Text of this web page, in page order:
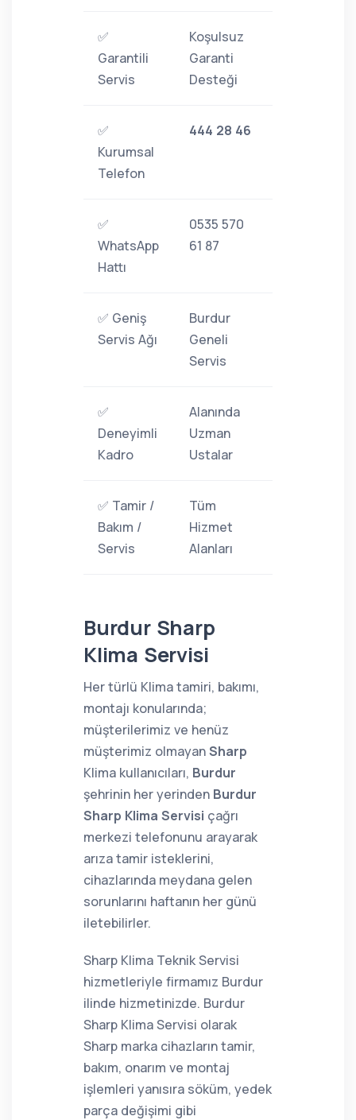
✅
Garantili
Servis
Koşulsuz
Garanti
Desteği
✅
Kurumsal
Telefon
444 28 46
✅
WhatsApp
Hattı
0535 570
61 87
✅ Geniş
Servis Ağı
Burdur
Geneli
Servis
✅
Deneyimli
Kadro
Alanında
Uzman
Ustalar
✅ Tamir /
Bakım /
Servis
Tüm
Hizmet
Alanları
Burdur Sharp
Klima Servisi
Her türlü Klima tamiri, bakımı,
montajı konularında;
müşterilerimiz ve henüz
müşterimiz olmayanSharp
Klima kullanıcıları, Burdur
şehrinin her yerinden Burdur
Sharp Klima Servisi çağrı
merkezi telefonunu arayarak
arıza tamir isteklerini,
cihazlarında meydana gelen
sorunlarını haftanın her günü
iletebilirler.
Sharp Klima Teknik Servisi
hizmetleriyle firmamız Burdur
ilinde hizmetinizde. Burdur
Sharp Klima Servisi olarak
Sharp marka cihazların tamir,
bakım, onarım ve montaj
işlemleri yanısıra söküm, yedek
parça değişimi gibi